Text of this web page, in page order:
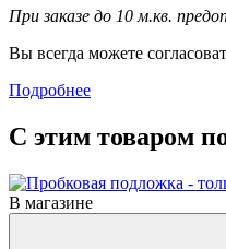
При заказе до 10 м.кв.
Вы всегда можете
Подробнее
С этим товаром
В магазине